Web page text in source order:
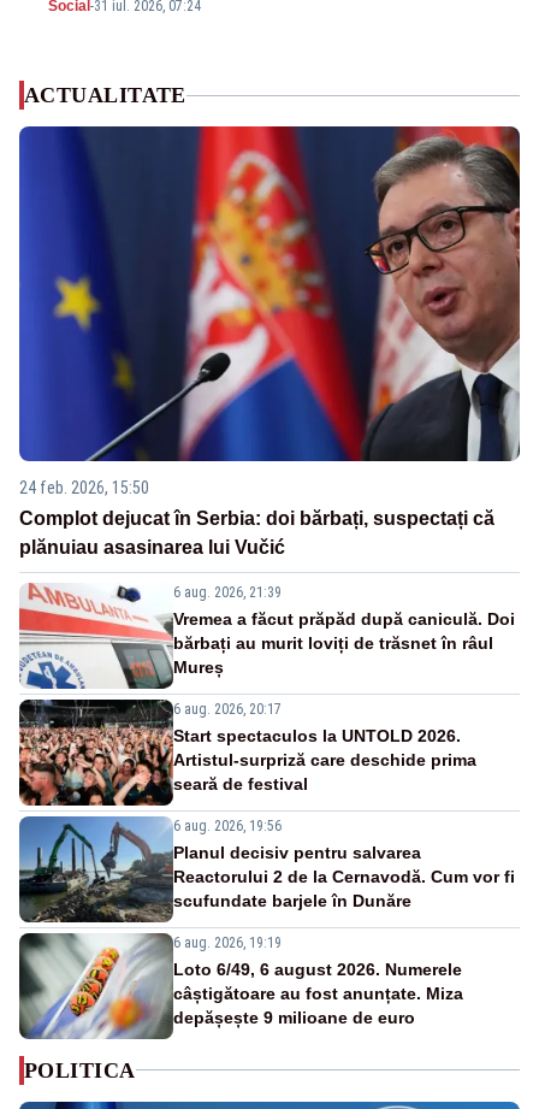
Social -31 iul. 2026, 07:24
ACTUALITATE
24 feb. 2026, 15:50
Complot dejucat în Serbia: doi bărbați, suspectați că
plănuiau asasinarea lui Vučić
6 aug. 2026, 21:39
Vremea a făcut prăpăd după caniculă. Doi
bărbați au murit loviți de trăsnet în râul
Mureș
6 aug. 2026, 20:17
Start spectaculos la UNTOLD 2026.
Artistul-surpriză care deschide prima
seară de festival
6 aug. 2026, 19:56
Planul decisiv pentru salvarea
Reactorului 2 de la Cernavodă. Cum vor fi
scufundate barjele în Dunăre
6 aug. 2026, 19:19
Loto 6/49, 6 august 2026. Numerele
câștigătoare au fost anunțate. Miza
depășește 9 milioane de euro
POLITICA